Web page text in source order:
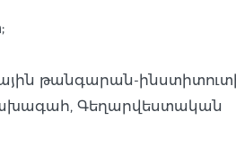
թանգարան-
նախագահ, Գեղարվեստական